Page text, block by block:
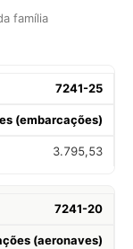
família
7241-25
(embarcações)
3.795,53
7241-20
(aeronaves)